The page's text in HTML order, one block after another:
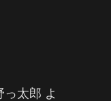
っ太郎 よ